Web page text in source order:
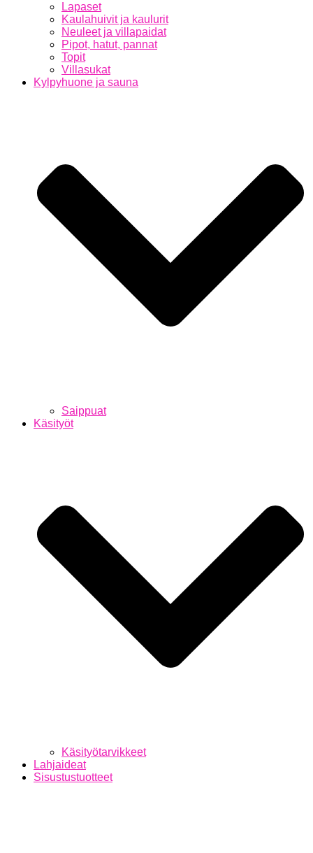
Lapaset
Kaulahuivit ja kaulurit
Neuleet ja villapaidat
Pipot, hatut, pannat
Topit
Villasukat
Kylpyhuone ja sauna
Saippuat
Käsityöt
Käsityötarvikkeet
Lahjaideat
Sisustustuotteet